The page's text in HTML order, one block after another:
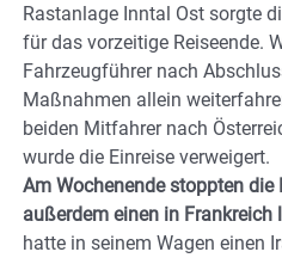
Rastanlage Inntal Ost sorgte
für das vorzeitige Reiseende.
Fahrzeugführer nach
Maßnahmen allein
beiden Mitfahrer nach
wurde die Einreise verweigert.
Am Wochenende stoppten
außerdem einen in Frankreich
hatte in seinem Wagen einen